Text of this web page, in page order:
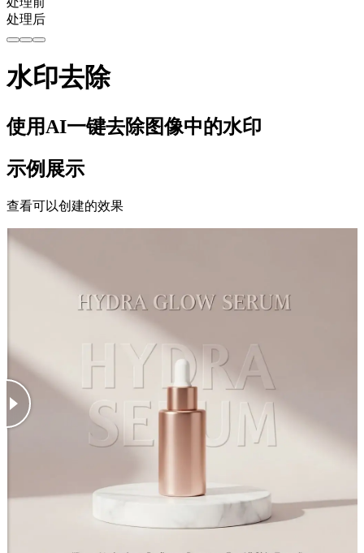
处理后
水印去除
使用AI一键去除图像中的水印
示例展示
查看可以创建的效果